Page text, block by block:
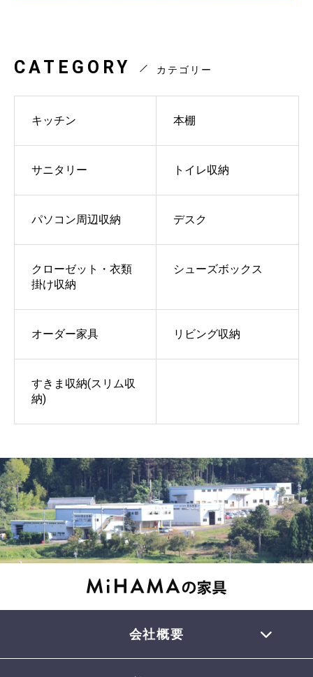
CATEGORY カテゴリー
キッチン 本棚
サニタリー トイレ収納
パソコン周辺収納 デスク
クローゼット・衣類
掛け収納
シューズボックス
オーダー家具 リビング収納
すきま収納(スリム収
納)
会社概要